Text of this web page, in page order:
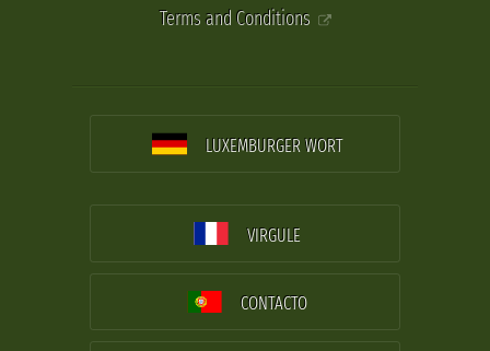
Terms and Conditions
LUXEMBURGER WORT
VIRGULE
CONTACTO